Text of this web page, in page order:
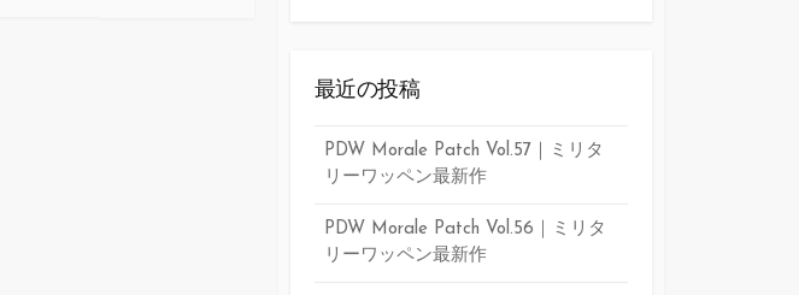
最近の投稿
PDW Morale Patch Vol.57｜ミリタ
リーワッペン最新作
PDW Morale Patch Vol.56｜ミリタ
リーワッペン最新作